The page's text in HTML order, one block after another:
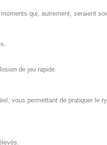
qui, autrement, seraient
de jeu rapide.
vous permettant de pratiquer le